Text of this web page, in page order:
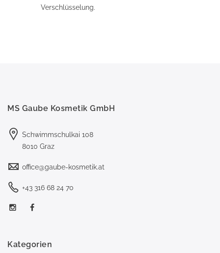
Verschlüsselung.
MS Gaube Kosmetik GmbH
Schwimmschulkai 108
8010 Graz
office@gaube-kosmetik.at
+43 316 68 24 70
Kategorien